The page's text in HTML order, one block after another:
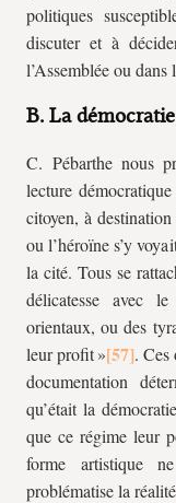
politiques
discuter et à
l’Assemblée ou dans
B. La
C. Pébarthe nous
lecture
citoyen, à
ou l’héroïne s’y
la cité. Tous se
délicatesse avec le
orientaux, ou des
leur profit »
. Ces
documentation
qu’était la
que ce régime leur
forme artistique
problématise la